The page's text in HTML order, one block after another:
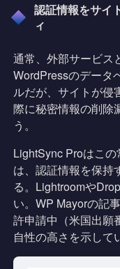
認証情報をサイ
ィ
通常、外部サービス
WordPressのデータ
ルだが、サイトが侵
際に秘密情報の削除
う。
LightSync Proはこ
は、認証情報を保持
る。Lightroomや
い。WP Mayorの記
許申請中（米国出願
自性の高さを示して